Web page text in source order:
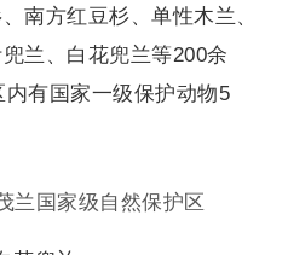
南方红豆杉、单性木兰、
兰、白花兜兰等200余
有国家一级保护动物5